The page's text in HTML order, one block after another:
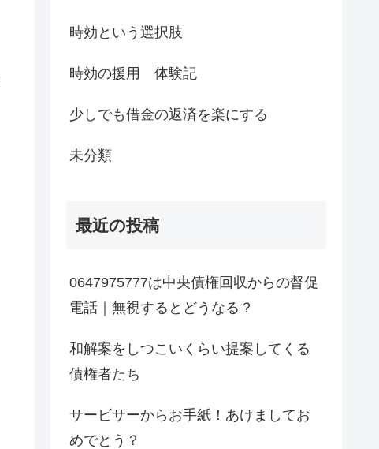
時効という選択肢
時効の援用 体験記
少しでも借金の返済を楽にする
未分類
最近の投稿
0647975777は中央債権回収からの督促
電話｜無視するとどうなる？
和解案をしつこいくらい提案してくる
債権者たち
サービサーからお手紙！あけましてお
めでとう？